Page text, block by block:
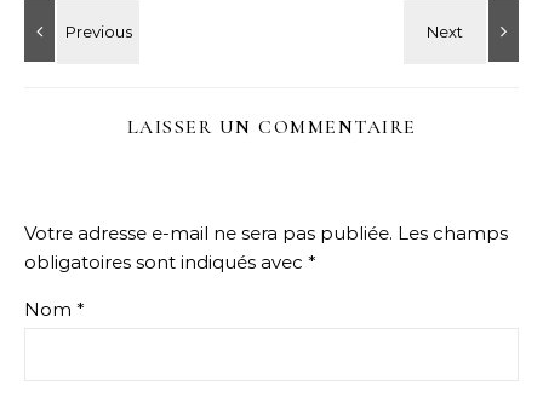
LAISSER UN COMMENTAIRE
Votre adresse e-mail ne sera pas publiée. Les champs
obligatoires sont indiqués avec *
Nom *